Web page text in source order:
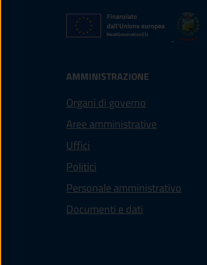
AMMINISTRAZIONE
Organi di governo
Aree amministrative
Uffici
Politici
Personale amministrativo
Documenti e dati